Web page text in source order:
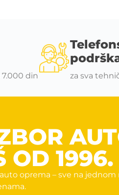
din za sva
OD 1996.
oprema – sve na